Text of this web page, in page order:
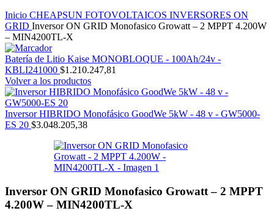
Inicio CHEAPSUN FOTOVOLTAICOS INVERSORES ON
GRID Inversor ON GRID Monofasico Growatt – 2 MPPT 4.200W
– MIN4200TL-X
Batería de Litio Kaise MONOBLOQUE - 100Ah/24v -
KBLI241000 $1.210.247,81
Volver a los productos
Inversor HIBRIDO Monofásico GoodWe 5kW - 48 v - GW5000-
ES 20 $3.048.205,38
Inversor ON GRID Monofasico Growatt – 2 MPPT
4.200W – MIN4200TL-X